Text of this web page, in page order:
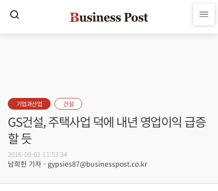
기업과산업 건설
GS건설, 주택사업 덕에 내년 영업이익 급증
할 듯
2016-09-02 11:53:34
남희헌 기자 - gypsies87@businesspost.co.kr